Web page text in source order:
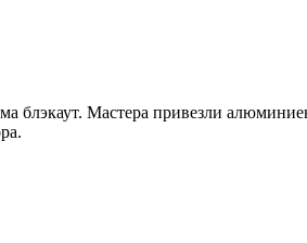
блэкаут. Мастера привезли